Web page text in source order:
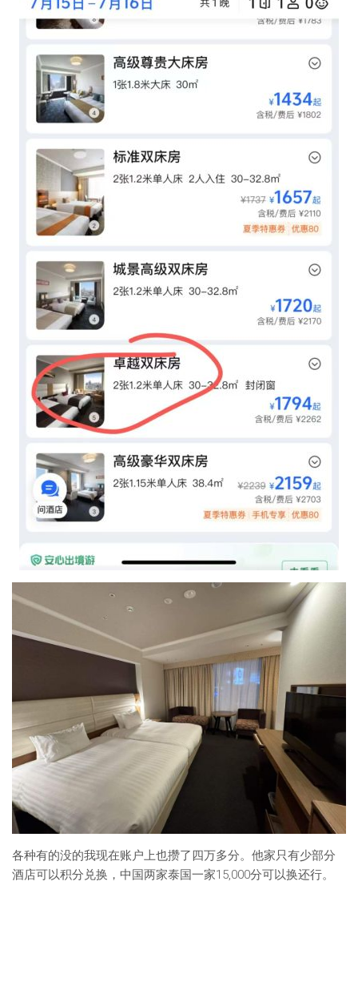
各种有的没的我现在账户上也攒了四万多分。他家只有少部分
酒店可以积分兑换，中国两家泰国一家15,000分可以换还行。